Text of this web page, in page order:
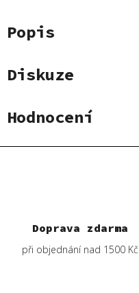
Doprava zdarma
při objednání nad 1500 Kč
Popis
Diskuze
Hodnocení